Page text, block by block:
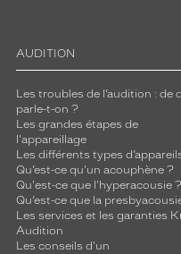
AUDITION
Les troubles de l’audition : de
parle-t-on ?
Les grandes étapes de
l'appareillage
Les différents types
Qu’est-ce qu'un acouphène ?
Qu'est-ce que l'hyperacousie ?
Qu’est-ce que la
Les services et les garanties
Audition
Les conseils d'un